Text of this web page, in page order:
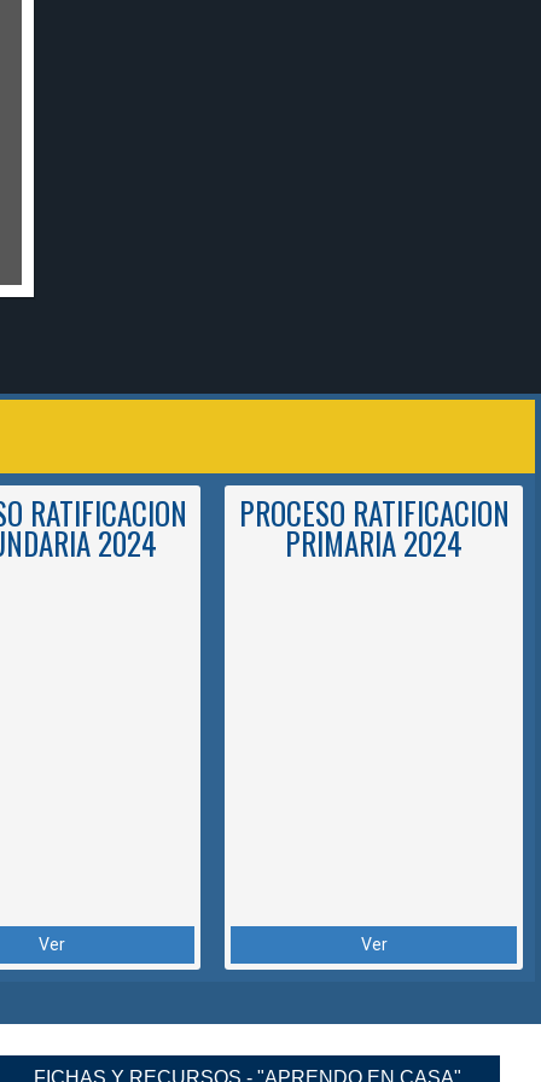
RATIFICACION
2024
Ver
PROCESO RATIFICACION
PRIMARIA 2024
Ver
FICHAS Y RECURSOS - "APRENDO EN CASA"